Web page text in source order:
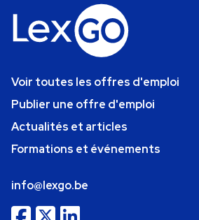
Voir toutes les offres d'emploi
Publier une offre d'emploi
Actualités et articles
Formations et événements
info@lexgo.be